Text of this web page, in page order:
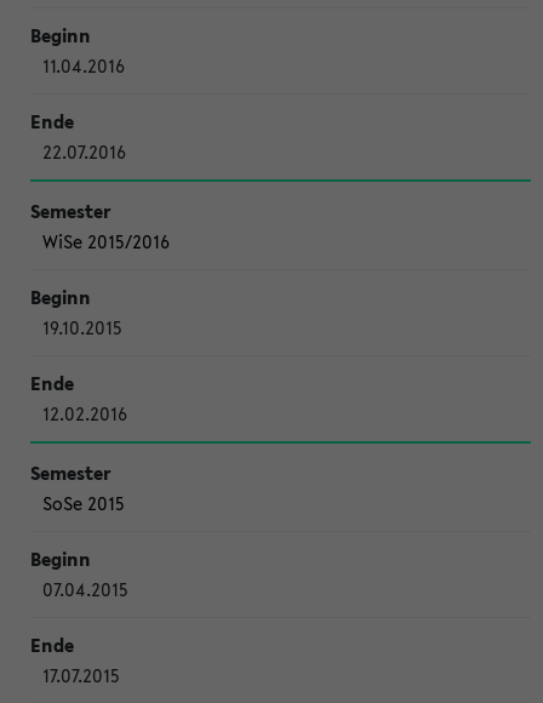
11.04.2016
22.07.2016
WiSe 2015/2016
19.10.2015
12.02.2016
SoSe 2015
07.04.2015
17.07.2015